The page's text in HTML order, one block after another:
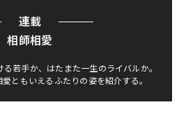
連載
相師相愛
若手か、はたまた一生のライバルか。
ともいえるふたりの姿を紹介する。